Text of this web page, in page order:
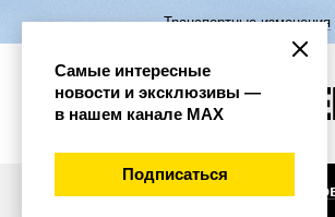
Транспортные изменения
Самые интересные
новости и эксклюзивы —
в нашем канале МАХ
Подписаться